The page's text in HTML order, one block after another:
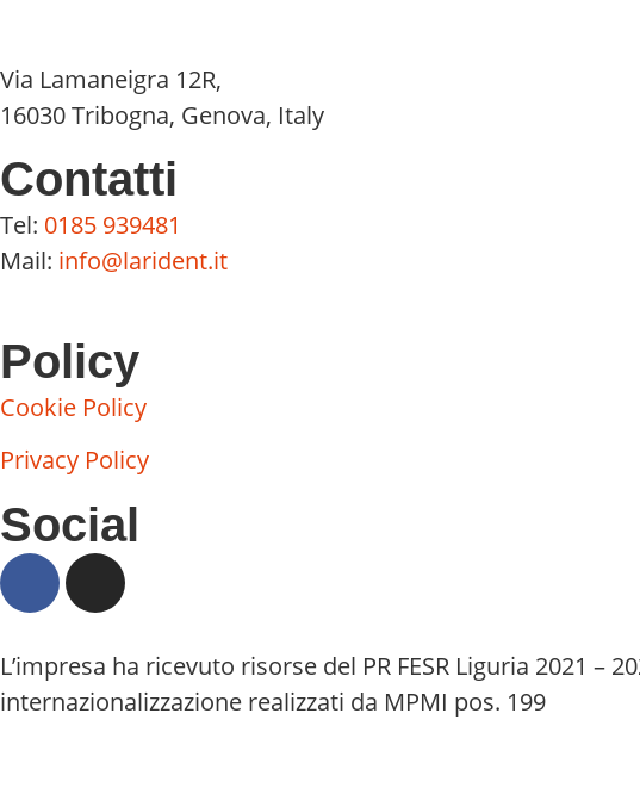
Via Lamaneigra 12R,
16030 Tribogna, Genova, Italy
Contatti
Tel: 0185 939481
Mail: info@larident.it
Policy
Cookie Policy
Privacy Policy
Social
L’impresa ha ricevuto risorse del PR FESR Liguria 2021 –
internazionalizzazione realizzati da MPMI pos. 199